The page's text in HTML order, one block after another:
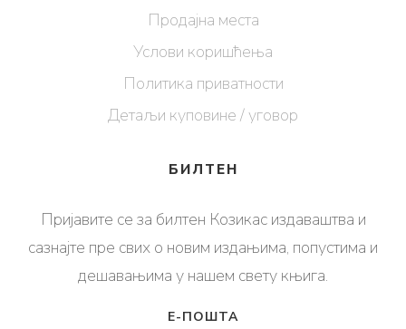
Продајна места
Услови коришћења
Политика приватности
Детаљи куповине / уговор
БИЛТЕН
Пријавите се за билтен Козикас издаваштва и
сазнајте пре свих о новим издањима, попустима и
дешавањима у нашем свету књига.
Е-ПОШТА